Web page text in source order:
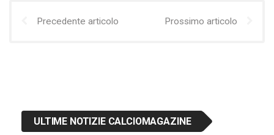
Precedente articolo Prossimo articolo
ULTIME NOTIZIE CALCIOMAGAZINE